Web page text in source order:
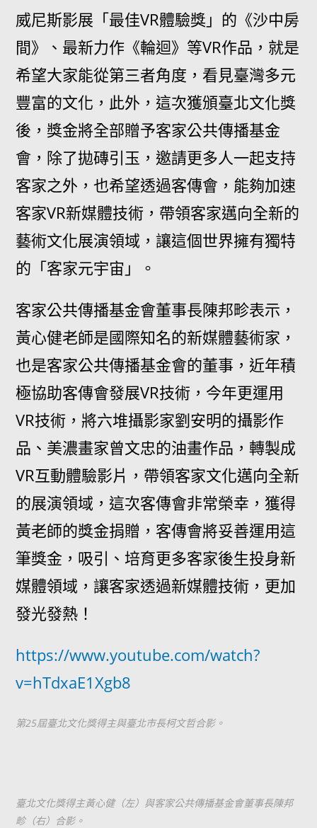
威尼斯影展「最佳VR體驗獎」的《沙中房
間》、最新力作《輪迴》等VR作品，就是
希望大家能從第三者角度，看見臺灣多元
豐富的文化，此外，這次獲頒臺北文化獎
後，獎金將全部贈予客家公共傳播基金
會，除了拋磚引玉，邀請更多人一起支持
客家之外，也希望透過客傳會，能夠加速
客家VR新媒體技術，帶領客家邁向全新的
藝術文化展演領域，讓這個世界擁有獨特
的「客家元宇宙」。
客家公共傳播基金會董事長陳邦畛表示，
黃心健老師是國際知名的新媒體藝術家，
也是客家公共傳播基金會的董事，近年積
極協助客傳會發展VR技術，今年更運用
VR技術，將六堆攝影家劉安明的攝影作
品、美濃畫家曾文忠的油畫作品，轉製成
VR互動體驗影片，帶領客家文化邁向全新
的展演領域，這次客傳會非常榮幸，獲得
黃老師的獎金捐贈，客傳會將妥善運用這
筆獎金，吸引、培育更多客家後生投身新
媒體領域，讓客家透過新媒體技術，更加
發光發熱！
https://www.youtube.com/watch?
v=hTdxaE1Xgb8
第25屆臺北文化獎得主與臺北市長柯文哲合影。
臺北文化獎得主黃心健（左）與客家公共傳播基金會董事長陳邦
畛（右）合影。